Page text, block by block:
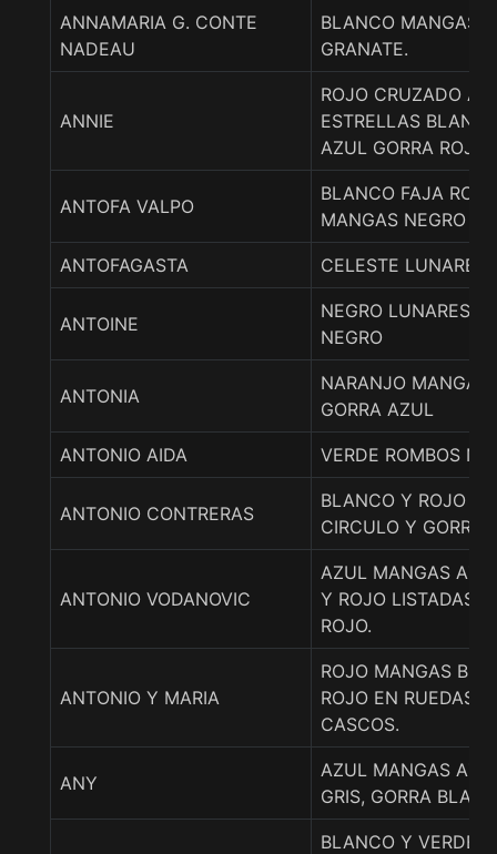
ANNAMARIA G. CONTE
NADEAU
BLANCO MANGAS
GRANATE.
ANNIE
ROJO CRUZADO
ESTRELLAS
AZUL GORRA ROJO
ANTOFA VALPO
BLANCO FAJA
MANGAS NEGRO
ANTOFAGASTA CELESTE LUNARES
ANTOINE
NEGRO LUNARES
NEGRO
ANTONIA
NARANJO MANGAS
GORRA AZUL
ANTONIO AIDA VERDE ROMBOS
ANTONIO CONTRERAS
BLANCO Y ROJO
CIRCULO Y GORRA
ANTONIO VODANOVIC
AZUL MANGAS
Y ROJO LISTADAS,
ROJO.
ANTONIO Y MARIA
ROJO MANGAS
ROJO EN RUEDAS,
CASCOS.
ANY
AZUL MANGAS
GRIS, GORRA
BLANCO Y VERDE